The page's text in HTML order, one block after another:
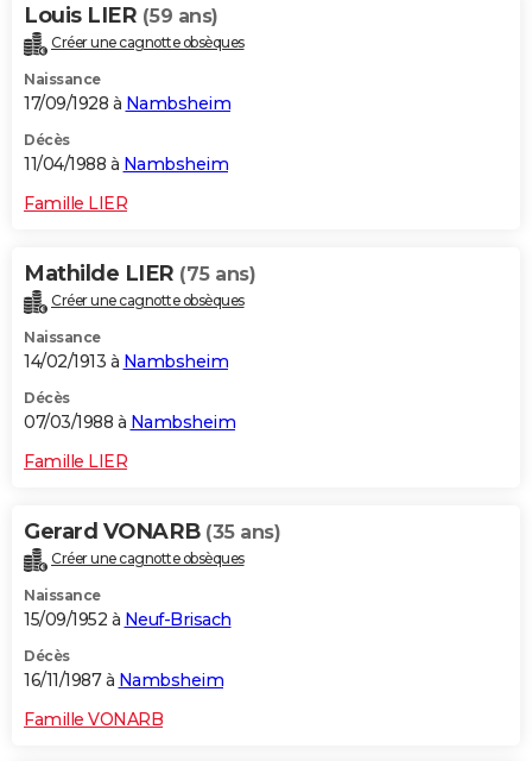
Louis LIER (59 ans)
Créer une cagnotte obsèques
Naissance
17/09/1928 à Nambsheim
Décès
11/04/1988 à Nambsheim
Famille LIER
Mathilde LIER (75 ans)
Créer une cagnotte obsèques
Naissance
14/02/1913 à Nambsheim
Décès
07/03/1988 à Nambsheim
Famille LIER
Gerard VONARB (35 ans)
Créer une cagnotte obsèques
Naissance
15/09/1952 à Neuf-Brisach
Décès
16/11/1987 à Nambsheim
Famille VONARB